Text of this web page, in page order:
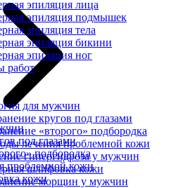
под глазами
подбородка
проблемной кожи
кожи
эпиляция лица
эпиляция подмышек
эпиляция тела
эпиляция бикини
эпиляция ног
работ
для мужчин
кругов под глазами
«второго» подбородка
лечения проблемной кожи
гипергидроза у мужчин
шлифовка кожи
морщин у мужчин